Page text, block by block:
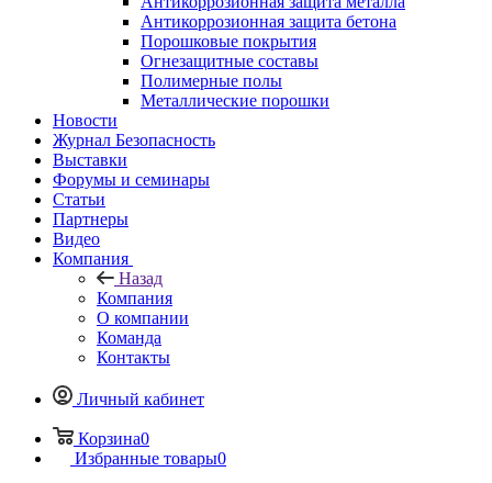
Антикоррозионная защита бетона
Порошковые покрытия
Огнезащитные составы
Полимерные полы
Металлические порошки
Новости
Журнал Безопасность
Выставки
Форумы и семинары
Статьи
Партнеры
Видео
Компания
Назад
Компания
О компании
Команда
Контакты
Личный кабинет
Корзина0
Избранные товары0